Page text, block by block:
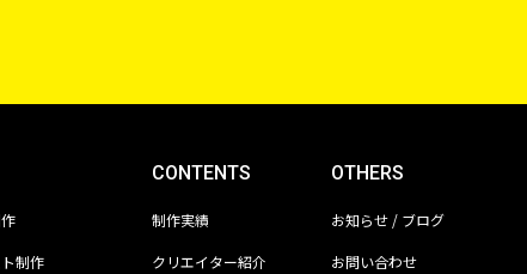
制作
CONTENTS
制作実績
クリエイター紹介
OTHERS
お知らせ / ブログ
お問い合わせ